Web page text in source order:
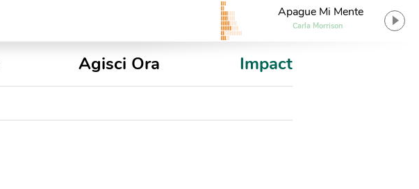
Apague Mi Mente
Carla Morrison
Agisci Ora Impact